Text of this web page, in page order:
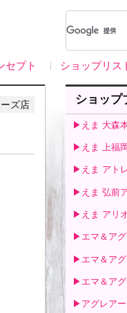
セプト ショップリス
ズ店 ショップ
▶えま 大森
▶えま 上福
▶えま アト
▶えま 弘前
▶えま アリ
▶エマ＆ア
▶エマ＆ア
▶エマ＆ア
▶アグレア